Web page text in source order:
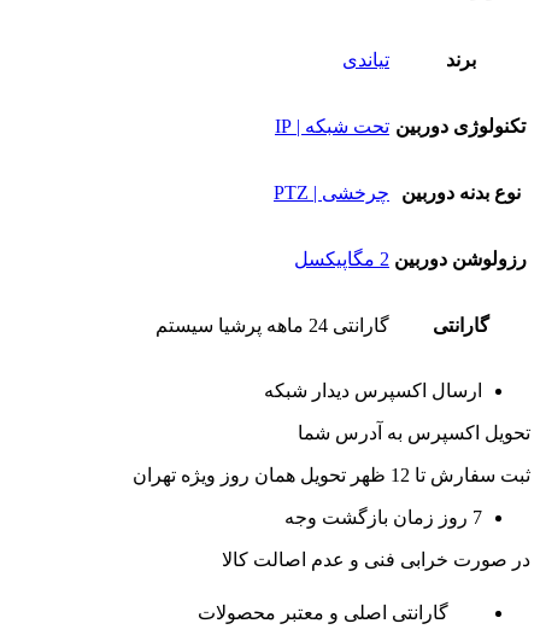
برند تیاندی
تکنولوژی دوربین تحت شبکه | IP
نوع بدنه دوربین چرخشی | PTZ
رزولوشن دوربین 2 مگاپیکسل
گارانتی گارانتی 24 ماهه پرشیا سیستم
ارسال اکسپرس دیدار شبکه
تحویل اکسپرس به آدرس شما
ثبت سفارش تا 12 ظهر تحویل همان روز ویژه تهران
7 روز زمان بازگشت وجه
در صورت خرابی فنی و عدم اصالت کالا
گارانتی اصلی و معتبر محصولات